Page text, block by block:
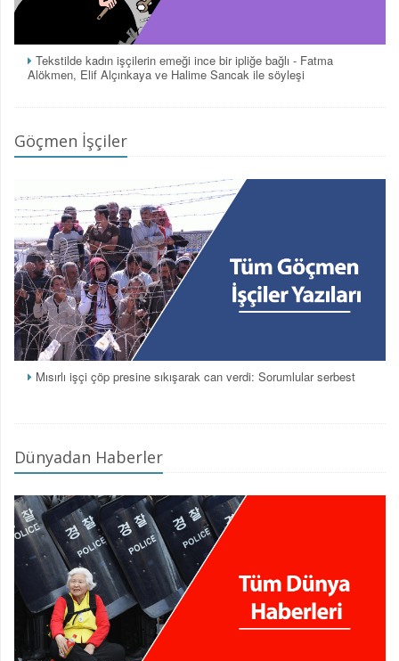
Tekstilde kadın işçilerin emeği ince bir ipliğe bağlı - Fatma
Alökmen, Elif Alçınkaya ve Halime Sancak ile söyleşi
Göçmen İşçiler
Mısırlı işçi çöp presine sıkışarak can verdi: Sorumlular serbest
Dünyadan Haberler